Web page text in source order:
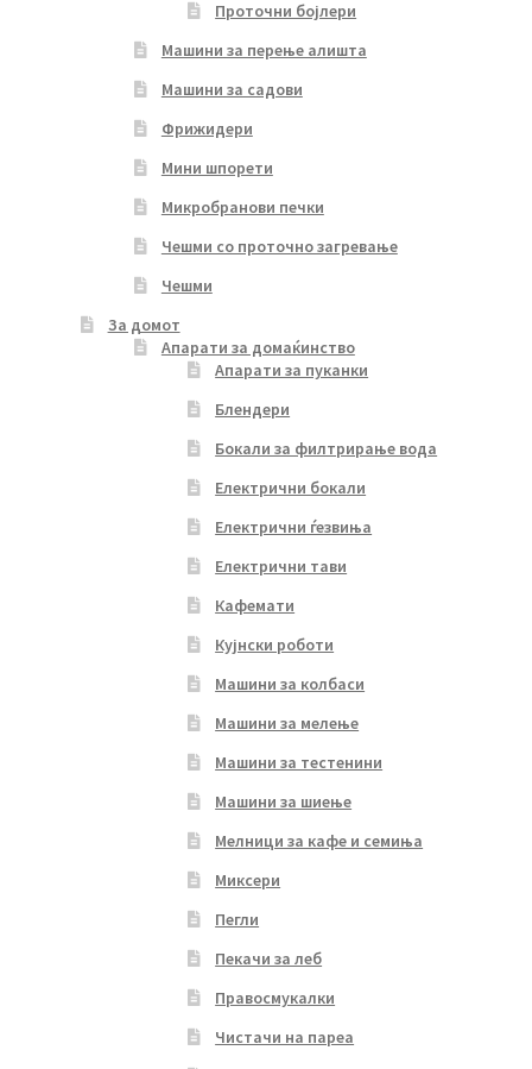
Проточни бојлери
Машини за перење алишта
Машини за садови
Фрижидери
Мини шпорети
Микробранови печки
Чешми со проточно загревање
Чешми
За домот
Апарати за домаќинство
Апарати за пуканки
Блендери
Бокали за филтрирање вода
Електрични бокали
Електрични ѓезвиња
Електрични тави
Кафемати
Кујнски роботи
Машини за колбаси
Машини за мелење
Машини за тестенини
Машини за шиење
Мелници за кафе и семиња
Миксери
Пегли
Пекачи за леб
Правосмукалки
Чистачи на пареа